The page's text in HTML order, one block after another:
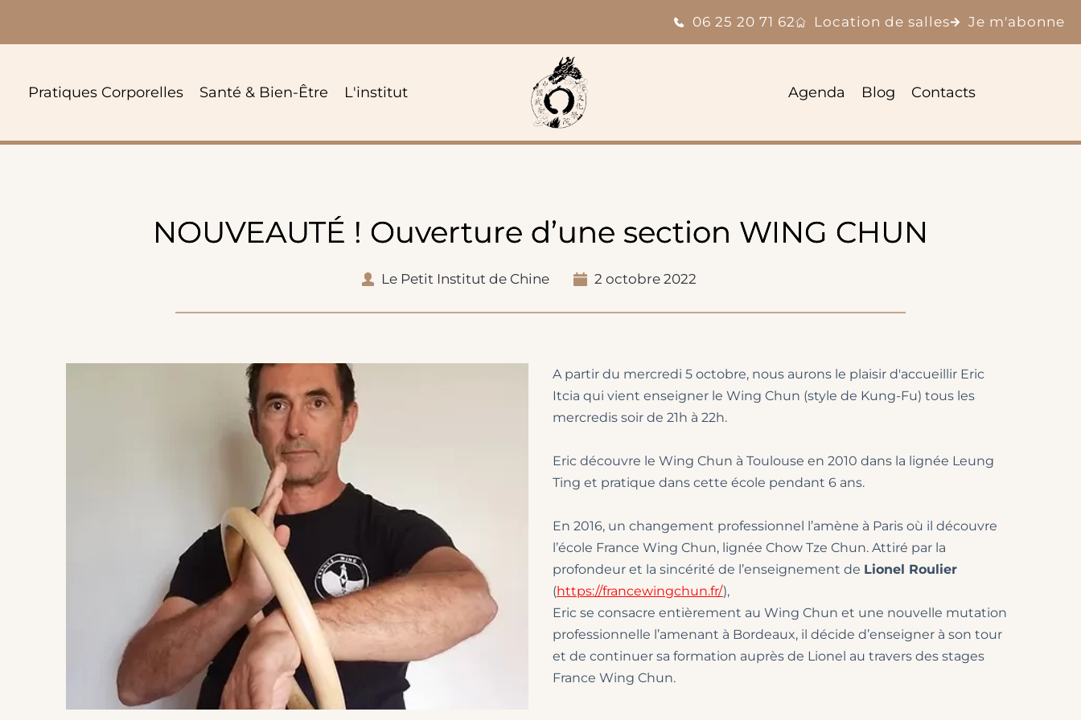
06 25 20 71 62 Location de salles Je m'abonne
Pratiques Corporelles Santé & Bien-Être L'institut Agenda Blog Contacts
NOUVEAUTÉ ! Ouverture d’une section WING CHUN
Le Petit Institut de Chine 2 octobre 2022
A partir du mercredi 5 octobre, nous aurons le plaisir d'accueillir Eric
Itcia qui vient enseigner le Wing Chun (style de Kung-Fu) tous les
mercredis soir de 21h à 22h.
Eric découvre le Wing Chun à Toulouse en 2010 dans la lignée Leung
Ting et pratique dans cette école pendant 6 ans.
En 2016, un changement professionnel l’amène à Paris où il découvre
l’école France Wing Chun, lignée Chow Tze Chun. Attiré par la
profondeur et la sincérité de l’enseignement de
(https://francewingchun.fr/),
Eric se consacre entièrement au Wing Chun et une nouvelle mutation
professionnelle l’amenant à Bordeaux, il décide d’enseigner à son tour
et de continuer sa formation auprès de Lionel au travers des stages
France Wing Chun.